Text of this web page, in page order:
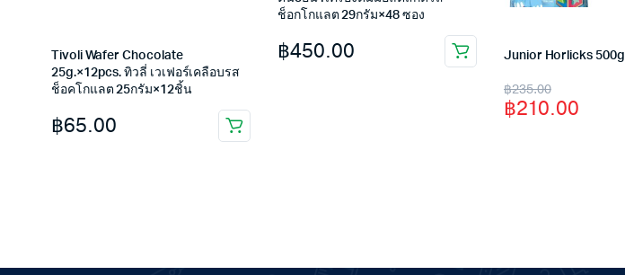
Tivoli Wafer Chocolate
25g.×12pcs. ทิวลี่ เวเฟอร์เคลือบรส
ช็อคโกแลต 25กรัม×12ชิ้น
฿65.00
ช็อกโกแลต 29กรัม×48 ซอง
฿450.00 Junior Horlicks 500g
฿235.00
Original
price
฿210.00
Current
price